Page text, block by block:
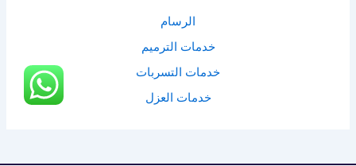
الرسام
خدمات الترميم
خدمات التسربات
خدمات العزل